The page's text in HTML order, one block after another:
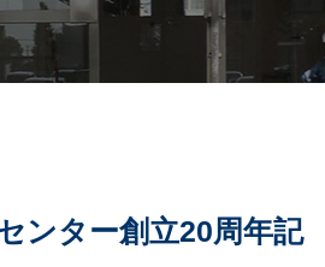
ンター創立20周年記